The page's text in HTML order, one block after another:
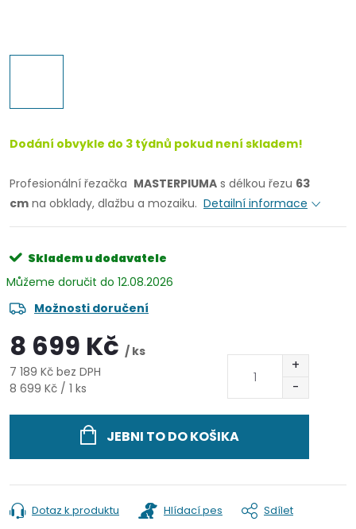
Dodání obvykle do 3 týdnů pokud není skladem!
Profesionální řezačka MASTERPIUMA s délkou řezu 63
cm na obklady, dlažbu a mozaiku. Detailní informace
Skladem u dodavatele
12.08.2026
Možnosti doručení
8 699 Kč / ks
7 189 Kč bez DPH
Měrná
8 699 Kč / 1 ks
JEBNI TO DO KOŠIKA
Dotaz k produktu Hlídací pes Sdílet